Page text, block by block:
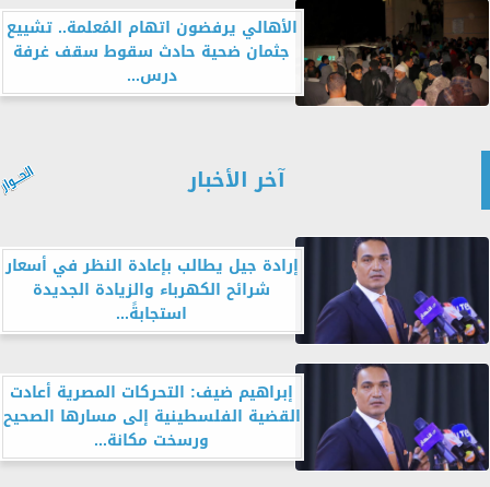
الأهالي يرفضون اتهام المُعلمة.. تشييع
جثمان ضحية حادث سقوط سقف غرفة
درس...
آخر الأخبار
إرادة جيل يطالب بإعادة النظر في أسعار
شرائح الكهرباء والزيادة الجديدة
استجابةً...
إبراهيم ضيف: التحركات المصرية أعادت
القضية الفلسطينية إلى مسارها الصحيح
ورسخت مكانة...